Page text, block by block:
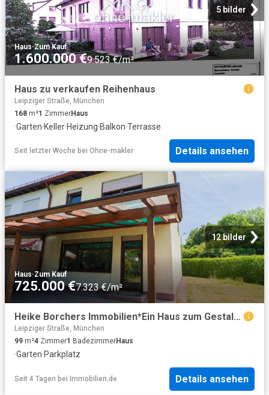
5 bilder
Haus·Zum Kauf
1.600.000 €9.523 €/m²
Haus zu verkaufen Reihenhaus
Leipziger Straße, München
168 m²1 ZimmerHaus
·Garten·Keller·Heizung·Balkon·Terrasse
Seit letzter Woche bei Ohne-makler Details ansehen
12 bilder
Haus·Zum Kauf
725.000 €7.323 €/m²
Heike Borchers Immobilien*Ein Haus zum Gestalten – Reiheneckhaus mit sonnigem Süd West Garten
Leipziger Straße, München
99 m²4 Zimmer1 BadezimmerHaus
·Garten·Parkplatz
Seit 4 Tagen bei Immobilien.de Details ansehen